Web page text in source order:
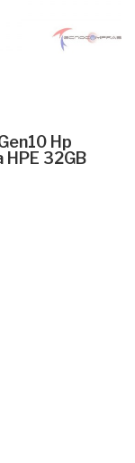
Hp
32GB